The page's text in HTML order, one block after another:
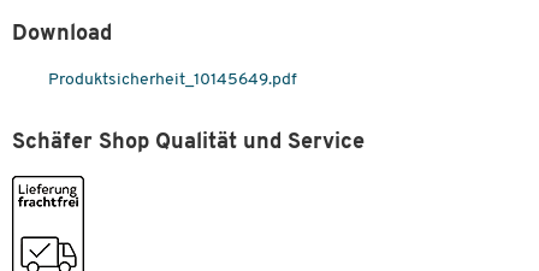
Download
Produktsicherheit_10145649.pdf
Schäfer Shop Qualität und Service